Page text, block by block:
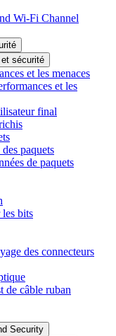
Wi-Fi Channel
sécurité
et les menaces
et les
final
paquets
de paquets
les bits
des connecteurs
de câble ruban
Security